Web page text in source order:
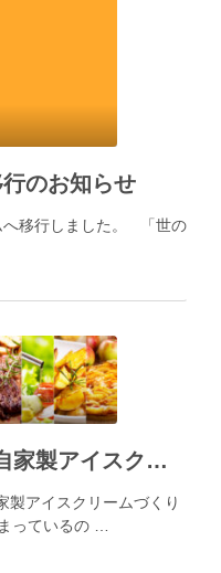
のお知らせ
へ移行しました。 「世の
お家deアイスクリーム 自家製アイスクリーム作りは実はとっても簡単 低糖質
製アイスクリームづくり
っているの …